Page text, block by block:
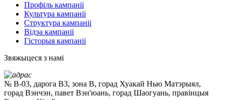
Профіль кампаніі
Культура кампаніі
Структура кампаніі
Відэа кампаніі
Гісторыя кампаніі
Звяжыцеся з намі
№ B-03, дарога B3, зона B, горад Хуакай Нью Матэрыял,
горад Вэнчэн, павет Вэн'юань, горад Шаогуань, правінцыя